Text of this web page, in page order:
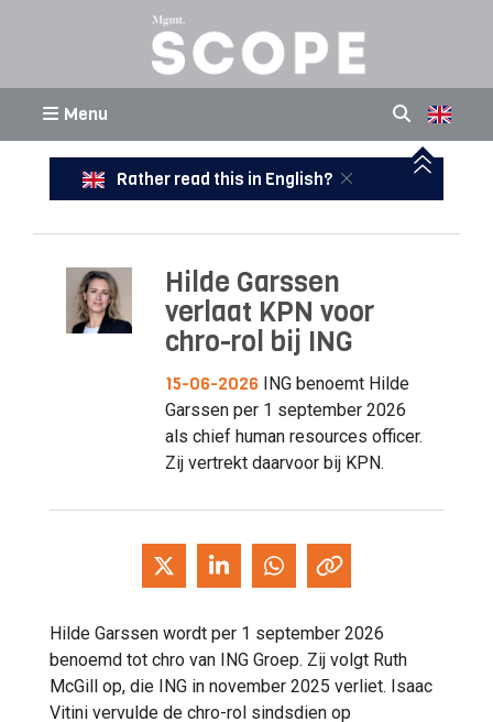
Menu
Rather read this in English?
Hilde Garssen
verlaat KPN voor
chro-rol bij ING
15-06-2026 ING benoemt Hilde
Garssen per 1 september 2026
als chief human resources officer.
Zij vertrekt daarvoor bij KPN.
Hilde Garssen wordt per 1 september 2026
benoemd tot chro van ING Groep. Zij volgt Ruth
McGill op, die ING in november 2025 verliet. Isaac
Vitini vervulde de chro-rol sindsdien op